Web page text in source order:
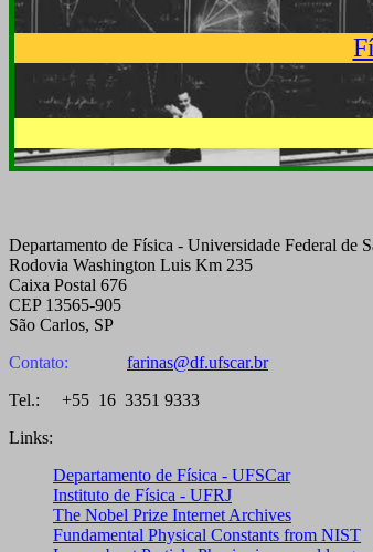
Departamento de Física - Universidade Federal de
Rodovia Washington Luis Km 235
Caixa Postal 676
CEP 13565-905
São Carlos, SP
Contato:
farinas@df.ufscar.br
Tel.: +55 16 3351 9333
Links:
Departamento de Física - UFSCar
Instituto de Física - UFRJ
The Nobel Prize Internet Archives
Fundamental Physical Constants from NIST